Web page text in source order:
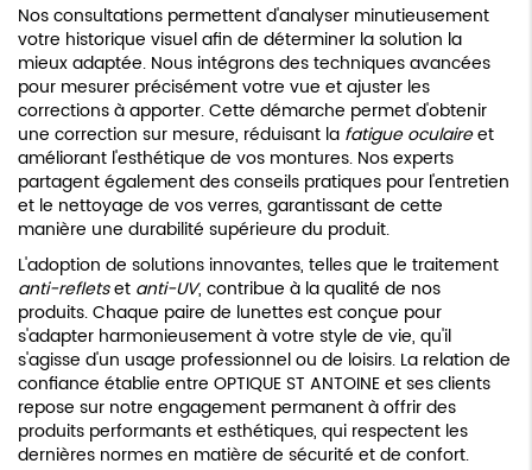
Nos consultations permettent d'analyser minutieusement
votre historique visuel afin de déterminer la solution la
mieux adaptée. Nous intégrons des techniques avancées
pour mesurer précisément votre vue et ajuster les
corrections à apporter. Cette démarche permet d'obtenir
une correction sur mesure, réduisant la fatigue oculaireet
améliorant l'esthétique de vos montures. Nos experts
partagent également des conseils pratiques pour l'entretien
et le nettoyage de vos verres, garantissant de cette
manière une durabilité supérieure du produit.
L'adoption de solutions innovantes, telles que le traitement
anti-refletset anti-UV, contribue à la qualité de nos
produits. Chaque paire de lunettes est conçue pour
s'adapter harmonieusement à votre style de vie, qu'il
s'agisse d'un usage professionnel ou de loisirs. La relation de
confiance établie entre OPTIQUE ST ANTOINE et ses clients
repose sur notre engagement permanent à offrir des
produits performants et esthétiques, qui respectent les
dernières normes en matière de sécurité et de confort.